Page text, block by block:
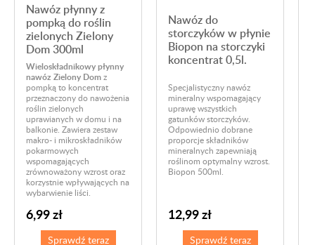
Nawóz płynny z
pompką do roślin
zielonych Zielony
Dom 300ml
Wieloskładnikowy płynny
nawóz Zielony Domz
pompką to koncentrat
przeznaczony do nawożenia
roślin zielonych
uprawianych w domu i na
balkonie. Zawiera zestaw
makro- i mikroskładników
pokarmowych
wspomagających
zrównoważony wzrost oraz
korzystnie wpływających na
wybarwienie liści.
6,99 zł
Sprawdź teraz
Nawóz do
storczyków w płynie
Biopon na storczyki
koncentrat 0,5l.
Specjalistyczny nawóz
mineralny wspomagający
uprawę wszystkich
gatunków storczyków.
Odpowiednio dobrane
proporcje składników
mineralnych zapewniają
roślinom optymalny wzrost.
Biopon 500ml.
12,99 zł
Sprawdź teraz